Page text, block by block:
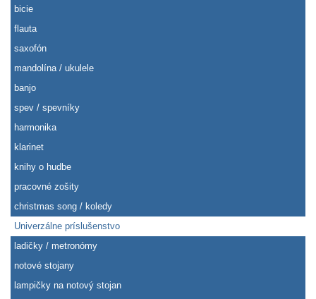
bicie
flauta
saxofón
mandolína / ukulele
banjo
spev / spevníky
harmonika
klarinet
knihy o hudbe
pracovné zošity
christmas song / koledy
Univerzálne príslušenstvo
ladičky / metronómy
notové stojany
lampičky na notový stojan